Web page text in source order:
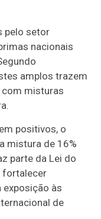
pelo setor
nacionais
amplos trazem
com misturas
positivos, o
mistura de 16%
parte da Lei do
fortalecer
exposição às
de